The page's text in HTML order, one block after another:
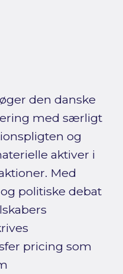
den danske
med særligt
og
aktiver i
Med
politiske debat
pricing som